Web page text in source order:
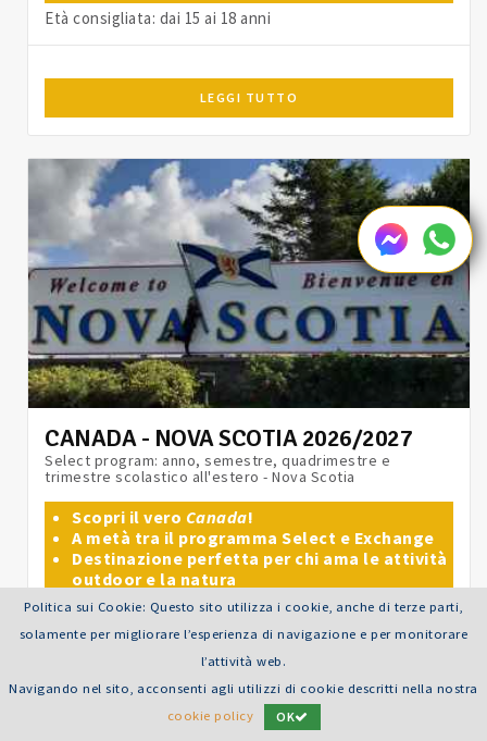
Età consigliata: dai 15 ai 18 anni
LEGGI TUTTO
CANADA - NOVA SCOTIA 2026/2027
Select program: anno, semestre, quadrimestre e
trimestre scolastico all'estero - Nova Scotia
Scopri il vero Canada!
A metà tra il programma Select e Exchange
Destinazione perfetta per chi ama le attività
outdoor e la natura
Età consigliata: dai 15 ai 18 anni
LEGGI TUTTO
Politica sui Cookie: Questo sito utilizza i cookie, anche di terze parti,
solamente per migliorare l’esperienza di navigazione e per monitorare
l’attività web.
Navigando nel sito, acconsenti agli utilizzi di cookie descritti nella nostra
cookie policy
OK